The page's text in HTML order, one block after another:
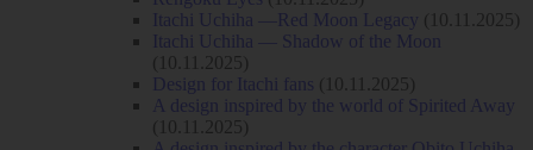
Itachi Uchiha —Red Moon Legacy (10.11.2025)
Itachi Uchiha — Shadow of the Moon
(10.11.2025)
Design for Itachi fans (10.11.2025)
A design inspired by the world of Spirited Away
(10.11.2025)